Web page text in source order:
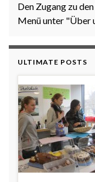
Den Zugang zu
Menü unter "Über
ULTIMATE POSTS